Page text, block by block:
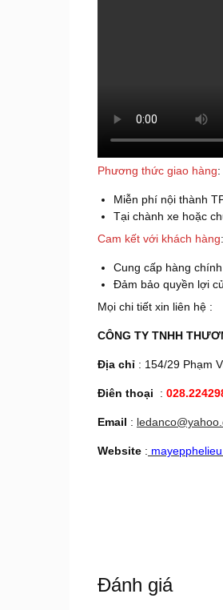
Phương thức giao hàng:
Miễn phí nội thành
Tại chành xe hoặc
Cam kết với khách hàng:
Cung cấp hàng
Đảm bảo quyền lợi
Mọi chi tiết xin liên hệ :
CÔNG TY TNHH
Địa chỉ : 154/29 Phạm
Điên thoại :
Email :
Website :
Đánh giá